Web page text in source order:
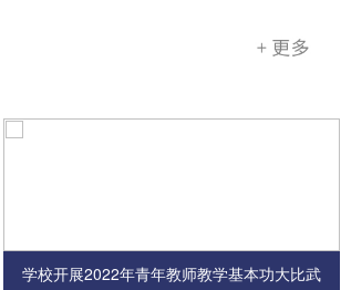
学校开展2022年青年教师教学基本功大比武